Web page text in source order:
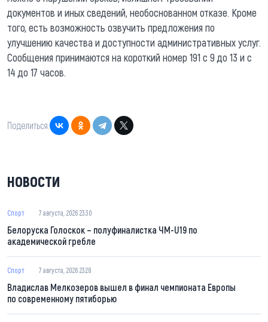
документов и иных сведений, необоснованном отказе. Кроме
того, есть возможность озвучить предложения по
улучшению качества и доступности административных услуг.
Сообщения принимаются на короткий номер 191 с 9 до 13 и с
14 до 17 часов.
Поделиться:
НОВОСТИ
Спорт 7 августа, 2026 23:30
Белоруска Голоскок – полуфиналистка ЧМ-U19 по
академической гребле
Спорт 7 августа, 2026 23:28
Владислав Мелкозеров вышел в финал чемпионата Европы
по современному пятиборью